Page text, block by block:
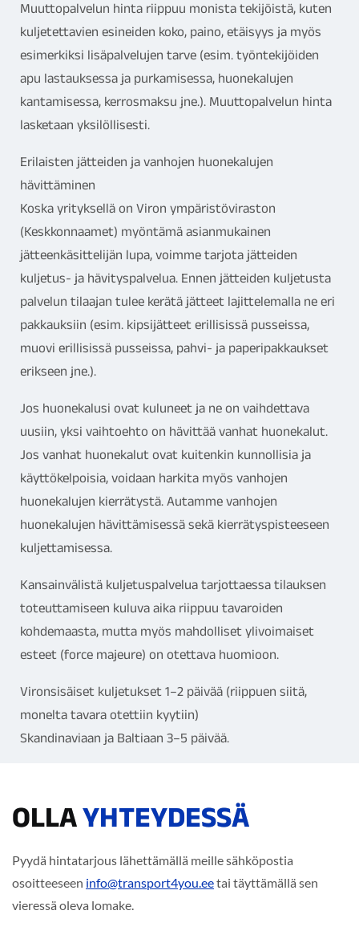
Muuttopalvelun hinta riippuu monista tekijöistä, kuten
kuljetettavien esineiden koko, paino, etäisyys ja myös
esimerkiksi lisäpalvelujen tarve (esim. työntekijöiden
apu lastauksessa ja purkamisessa, huonekalujen
kantamisessa, kerrosmaksu jne.). Muuttopalvelun hinta
lasketaan yksilöllisesti.
Erilaisten jätteiden ja vanhojen huonekalujen
hävittäminen
Koska yrityksellä on Viron ympäristöviraston
(Keskkonnaamet) myöntämä asianmukainen
jätteenkäsittelijän lupa, voimme tarjota jätteiden
kuljetus- ja hävityspalvelua. Ennen jätteiden kuljetusta
palvelun tilaajan tulee kerätä jätteet lajittelemalla ne eri
pakkauksiin (esim. kipsijätteet erillisissä pusseissa,
muovi erillisissä pusseissa, pahvi- ja paperipakkaukset
erikseen jne.).
Jos huonekalusi ovat kuluneet ja ne on vaihdettava
uusiin, yksi vaihtoehto on hävittää vanhat huonekalut.
Jos vanhat huonekalut ovat kuitenkin kunnollisia ja
käyttökelpoisia, voidaan harkita myös vanhojen
huonekalujen kierrätystä. Autamme vanhojen
huonekalujen hävittämisessä sekä kierrätyspisteeseen
kuljettamisessa.
Kansainvälistä kuljetuspalvelua tarjottaessa tilauksen
toteuttamiseen kuluva aika riippuu tavaroiden
kohdemaasta, mutta myös mahdolliset ylivoimaiset
esteet (force majeure) on otettava huomioon.
Vironsisäiset kuljetukset 1–2 päivää (riippuen siitä,
monelta tavara otettiin kyytiin)
Skandinaviaan ja Baltiaan 3–5 päivää.
OLLAYHTEYDESSÄ
Pyydä hintatarjous lähettämällä meille sähköpostia
osoitteeseen info@transport4you.eetai täyttämällä sen
vieressä oleva lomake.